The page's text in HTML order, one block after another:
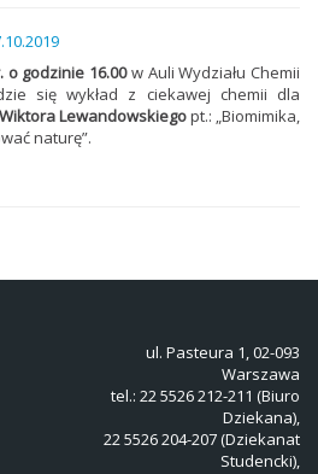
o godzinie 16.00w Auli Wydziału Chemii
się wykład z ciekawej chemii dla
Lewandowskiegopt.: „Biomimika,
naturę”.
ul. Pasteura 1, 02-093
Warszawa
tel.: 22 5526 212-211 (Biuro
Dziekana),
22 5526 204-207 (Dziekanat
Studencki),